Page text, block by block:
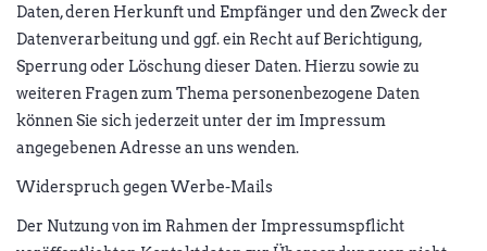
Daten, deren Herkunft und Empfänger und den Zweck der
Datenverarbeitung und ggf. ein Recht auf Berichtigung,
Sperrung oder Löschung dieser Daten. Hierzu sowie zu
weiteren Fragen zum Thema personenbezogene Daten
können Sie sich jederzeit unter der im Impressum
angegebenen Adresse an uns wenden.
Widerspruch gegen Werbe-Mails
Der Nutzung von im Rahmen der Impressumspflicht